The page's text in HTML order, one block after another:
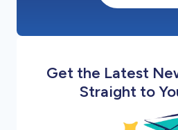
Get the Latest
Straight to